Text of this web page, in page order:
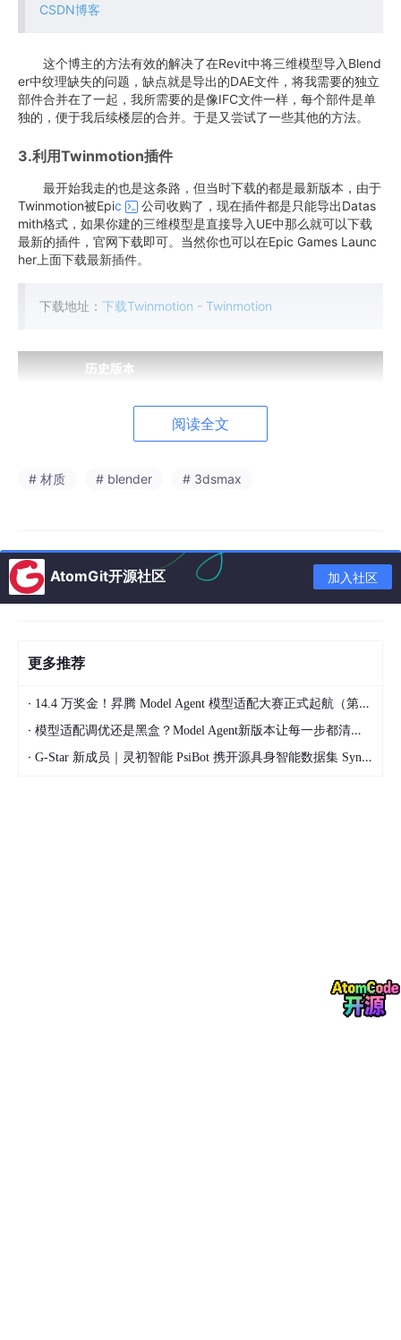
CSDN博客
这个博主的方法有效的解决了在Revit中将三维模型导入Blend
er中纹理缺失的问题，缺点就是导出的DAE文件，将我需要的独立
部件合并在了一起，我所需要的是像IFC文件一样，每个部件是单
独的，便于我后续楼层的合并。于是又尝试了一些其他的方法。
3.利用Twinmotion插件
最开始我走的也是这条路，但当时下载的都是最新版本，由于
Twinmotion被Epic
公司收购了，现在插件都是只能导出Datas
mith格式，如果你建的三维模型是直接导入UE中那么就可以下载
最新的插件，官网下载即可。当然你也可以在Epic Games Launc
her上面下载最新插件。
下载地址： 下载Twinmotion - Twinmotion
我的目的，于是查了一些资料，下面给出解决方案；
4.最终解决方法：Twinmotion Direct Link插件
阅读全文
# 材质 # blender # 3dsmax
AtomGit开源社区 加入社区
更多推荐
· 14.4 万奖金！昇腾 Model Agent 模型适配大赛正式起航（第二季）
· 模型适配调优还是黑盒？Model Agent新版本让每一步都清晰可见
· G-Star 新成员｜灵初智能 PsiBot 携开源具身智能数据集 SynData 入驻 AtomGit